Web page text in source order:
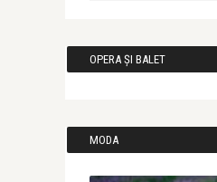
OPERA ȘI BALET
MODA